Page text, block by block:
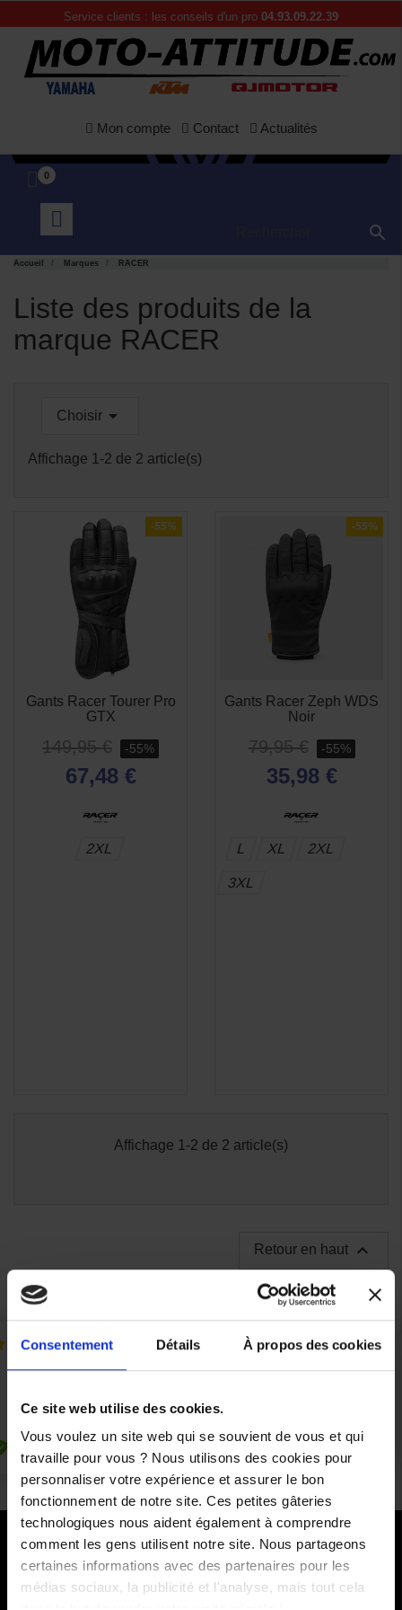
Consentement Détails À propos des cookies
Ce site web utilise des cookies.
Vous voulez un site web qui se souvient de vous et qui
travaille pour vous ? Nous utilisons des cookies pour
personnaliser votre expérience et assurer le bon
fonctionnement de notre site. Ces petites gâteries
technologiques nous aident également à comprendre
comment les gens utilisent notre site. Nous partageons
certaines informations avec des partenaires pour les
médias sociaux, la publicité et l'analyse, mais tout cela
Service clients : les conseils d'un pro 04.93.09.22.39
Mon compte Contact Actualités
0

Accueil Marques RACER
Liste des produits de la
marque RACER
Choisir 
Affichage 1-2 de 2 article(s)
-55%
APERÇU
RAPIDE
Gants Racer Tourer Pro
GTX
149,95 € -55%
67,48 €
2XL
-55%
APERÇU
RAPIDE
Gants Racer Zeph WDS
Noir
79,95 € -55%
35,98 €
L XL 2XL
3XL
Affichage 1-2 de 2 article(s)
Retour en haut 
PAIEMENTS SÉCURISÉS